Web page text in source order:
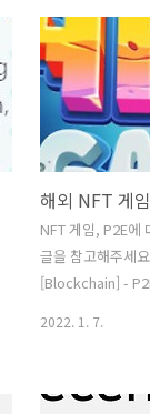
XRP는 미리 채굴
복잡한 채굴 방법
는 소셜 미디어를
워크로 설립되었
사용자는 은행을
하고 신용 한도를
트코인이 암호화
나고, 리플은 트랙
융 서비스 회사가
하는 송금 네트워
습니다. 같은 해
NFT 게임, P2E에
글을 참고해주세
[Blockchain] -
였습니다. NFT 게
2022. 1. 7.